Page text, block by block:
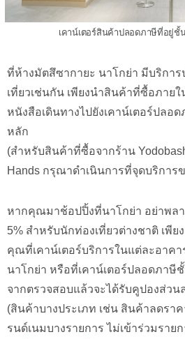
เคาน์เตอร์สินค้าปลอดภาษีที่อยู่ชั้
ที่ห้างมัตสึซากายะ นาโกย่า มีบริกา
เที่ยวเช่นกัน เพียงนำสินค้าที่ซื้อภาย
หนังสือเดินทางไปยังเคาน์เตอร์ปลอ
หลัก
(สำหรับสินค้าที่ซื้อจากร้าน
Hands กรุณาดำเนินการที่จุดบริการ
หากคุณมาช้อปปิ้งที่นาโกย่า อย่าพล
5% สำหรับนักท่องเที่ยวต่างชาติ เพีย
คุณที่เคาน์เตอร์บริการในแต่ละอาค
นาโกย่า หรือที่เคาน์เตอร์ปลอดภาษี
จากตรวจสอบแล้วจะได้รับคูปองส่วน
(สินค้าบางประเภท เช่น สินค้าลดรา
รนด์เนมบางรายการ ไม่เข้าร่วมราย